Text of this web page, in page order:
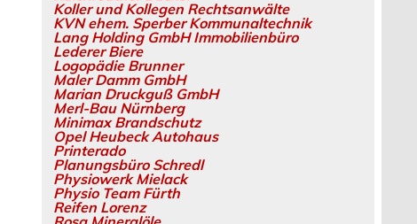
Koller und Kollegen Rechtsanwälte
KVN ehem. Sperber Kommunaltechnik
Lang Holding GmbH Immobilienbüro
Lederer Biere
Logopädie Brunner
Maler Damm GmbH
Marian Druckguß GmbH
Merl-Bau Nürnberg
Minimax Brandschutz
Opel Heubeck Autohaus
Printerado
Planungsbüro Schredl
Physiowerk Mielack
Physio Team Fürth
Reifen Lorenz